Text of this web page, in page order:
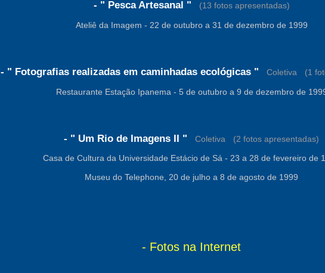
- " Pesca Artesanal " (13 fotos apresentadas)
Ateliê da Imagem - 22 de outubro a 31 de dezembro de 1999
- " Fotografias realizadas em caminhadas ecológicas " Coletiva (1
Restaurante Estação Ipanema - 5 de outubro a 9 de dezembro de
- " Um Rio de Imagens II " Coletiva
(2 fotos apresentadas)
Casa de Cultura da Universidade Estácio de Sá - 23 a 28 de fevereiro de
Museu do Telephone, 20 de julho a 8 de agosto de 1999
- Fotos na Internet